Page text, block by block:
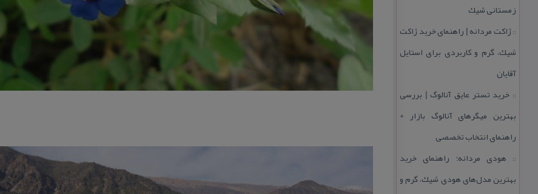
زمستانی شیك
::ژاكت مردانه | راهنمای خرید ژاكت
شیك، گرم و كاربردی برای استایل
آقایان
:: خرید تستر عایق آنالوگ | بررسی
بهترین میگرهای آنالوگ بازار +
راهنمای انتخاب تخصصی
:: هودی مردانه؛ راهنمای خرید
بهترین مدل‌های هودی شیك، گرم و